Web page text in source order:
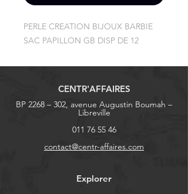
PERLE CREATION BIJOUX BARBIE
SAC PAPILLON GB DISP DE 12
CENTR'AFFAIRES
BP 2268 – 302, avenue Augustin Boumah –
Libreville
011 76 55 46
contact@centr-affaires.com
Explorer